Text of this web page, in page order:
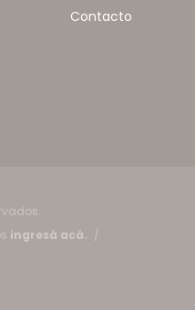
Contacto
ingresá acá. /